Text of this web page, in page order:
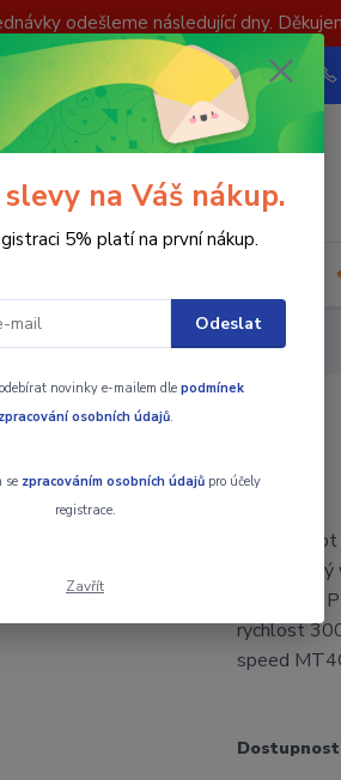
odešleme následující dny.
Nevíte si rady? Zavolejte.
typ C - MK4
C - MK4
Otočný
hrot
hrotu 60⁰
rychlost
speed
Dostupnost
na Váš nákup.
5% platí na první nákup.
Odeslat
novinky e-mailem dle podmínek
zpracování osobních údajů.
se zpracováním osobních údajůpro účely
registrace.
Zavřít